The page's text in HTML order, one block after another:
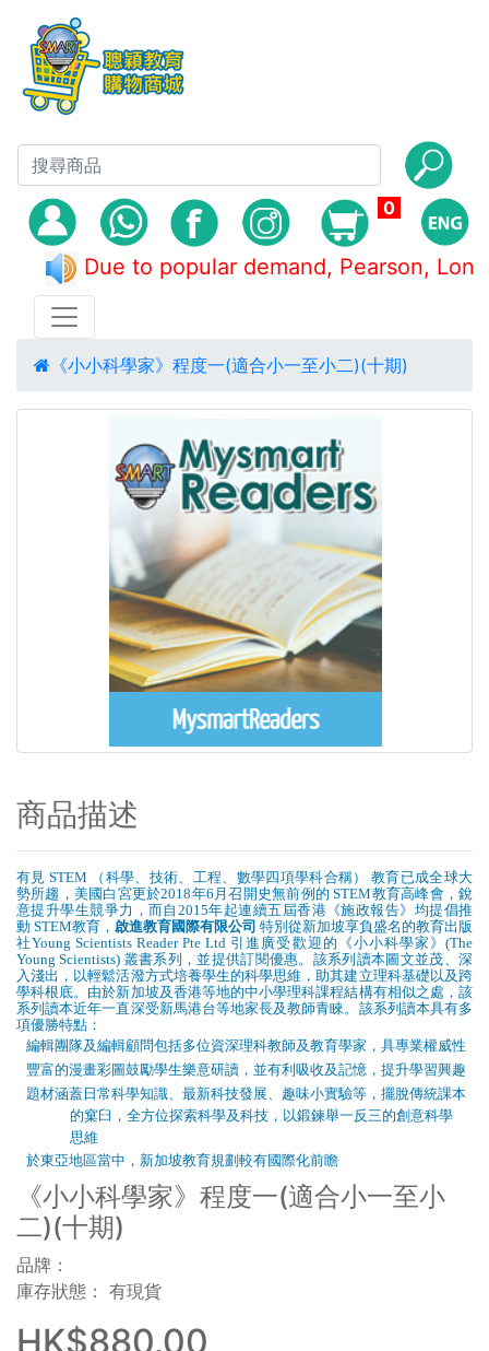
0
Due to popular demand, Pearson,
《小小科學家》程度一(適合小一至小二)(十期)
商品描述
有見 STEM （科學、技術、工程、數學四項學科合稱）
教育已成全球大
勢所趨，美國白宮更於2018年6 月召開史無前例的 STEM教育高峰會，銳
意提升學生競爭力，而自 2015年起連續五屆香港《施政報告》均提倡推
動 STEM教育， 啟進教育國際有限公司 特別從新加坡享負盛名的教育出版
社Young Scientists Reader Pte Ltd 引進廣受歡迎的《小小科學家》(The
Young Scientists) 叢書系列，並提供訂閱優惠。 該系列讀本圖文並茂 、深
入淺出，以輕鬆活潑方式培養學生的科學思維，助其建立理科基礎以及跨
學科根底。由於新加坡及香港等地的中小學理科課程結構有相似之處，該
系列讀本近年一直深受新馬港台等地家長及教師青睞。該系列讀本具有多
項優勝特點：
編輯團隊及編輯顧問包括多位資深理科教師及教育學家，具專業權威性
豐富的漫畫彩圖鼓勵學生樂意研讀，並有利吸收及記憶，提升學習興趣
題材涵蓋日常科學知識、最新科技發展、趣味小實驗等，擺脫傳統課本
的窠臼， 全方位探索科學及科技，以鍛鍊舉一反三的創意科學
思維
於東亞地區當中，新加坡教育規劃較有國際化前瞻
《小小科學家》程度一(適合小一至小
二)(十期)
品牌：
庫存狀態： 有現貨
HK$880.00